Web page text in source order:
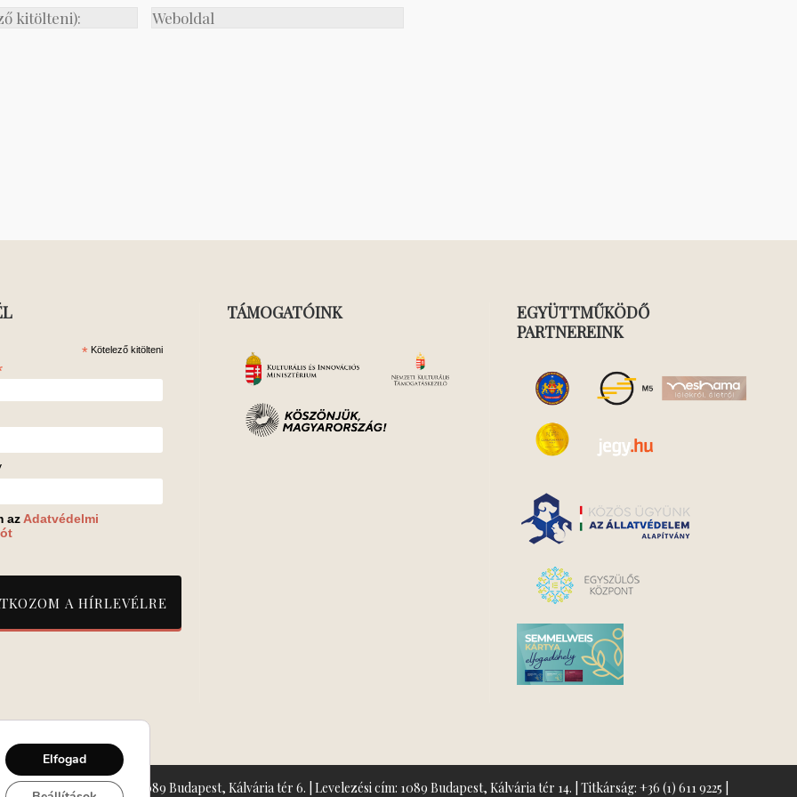
* Kötelező kitölteni
az Adatvédelmi
TÁMOGATÓINK
EGYÜTTMŰKÖDŐ
PARTNEREINK
Turay Ida Színház 1089 Budapest, Kálvária tér 6. | Levelezési cím: 1089 Budapest, Kálvária tér 14. | Titkárság: +36 (1) 611 9225
Elfogad